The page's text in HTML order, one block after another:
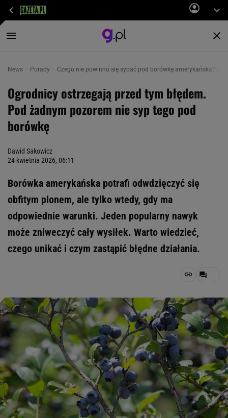
News Porady Czego nie powinno się sypać pod borówkę amerykańską?
Ogrodnicy ostrzegają przed tym błędem.
Pod żadnym pozorem nie syp tego pod
borówkę
Dawid Sakowicz
24 kwietnia 2026, 06:11
Borówka amerykańska potrafi odwdzięczyć się
obfitym plonem, ale tylko wtedy, gdy ma
odpowiednie warunki. Jeden popularny nawyk
może zniweczyć cały wysiłek. Warto wiedzieć,
czego unikać i czym zastąpić błędne działania.